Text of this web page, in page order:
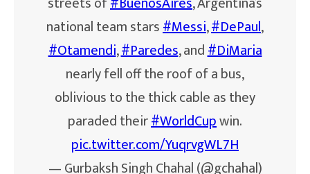
national team stars#Messi,#DePaul,
#Otamendi,#Paredes, and#DiMaria
nearly fell off the roof of a bus,
oblivious to the thick cable as they
paraded their#WorldCupwin.
pic.twitter.com/YuqrvgWL7H
— Gurbaksh Singh Chahal (@gchahal)